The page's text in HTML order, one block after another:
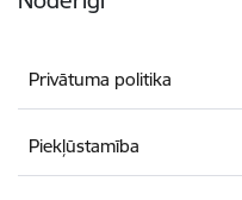
Privātuma politika
Piekļūstamība